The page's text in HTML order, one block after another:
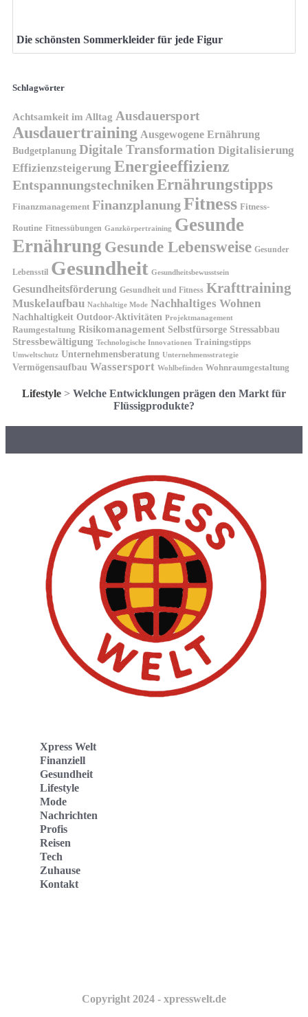
Die schönsten Sommerkleider für jede Figur
Schlagwörter
Achtsamkeit im Alltag Ausdauersport
Ausdauertraining Ausgewogene Ernährung
Budgetplanung Digitale Transformation Digitalisierung
Effizienzsteigerung Energieeffizienz
EntspannungstechnikenErnährungstipps
Finanzmanagement FinanzplanungFitness Fitness-
Routine Fitnessübungen Ganzkörpertraining Gesunde
Ernährung Gesunde Lebensweise Gesunder
Lebensstil Gesundheit Gesundheitsbewusstsein
Gesundheitsförderung Gesundheit und Fitness Krafttraining
Muskelaufbau Nachhaltige Mode Nachhaltiges Wohnen
Nachhaltigkeit Outdoor-Aktivitäten Projektmanagement
Raumgestaltung Risikomanagement Selbstfürsorge Stressabbau
Stressbewältigung Technologische Innovationen Trainingstipps
Umweltschutz Unternehmensberatung Unternehmensstrategie
Vermögensaufbau Wassersport Wohlbefinden Wohnraumgestaltung
Lifestyle > Welche Entwicklungen prägen den Markt für
Flüssigprodukte?
Xpress Welt
Finanziell
Gesundheit
Lifestyle
Mode
Nachrichten
Profis
Reisen
Tech
Zuhause
Kontakt
Copyright 2024 - xpresswelt.de